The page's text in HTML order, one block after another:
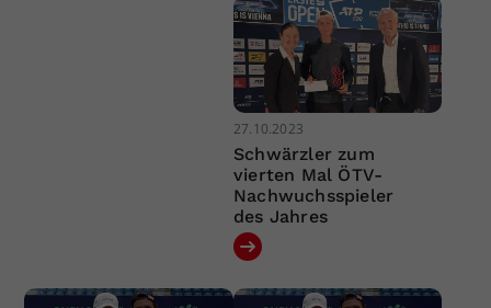
27.10.2023
Schwärzler zum
vierten Mal ÖTV-
Nachwuchsspieler
des Jahres